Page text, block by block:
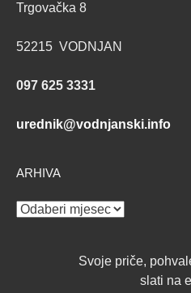
Trgovačka 8
52215 VODNJAN
097 625 3331
urednik@vodnjanski.info
ARHIVA
ARHIVA
Svoje priče,
slati na